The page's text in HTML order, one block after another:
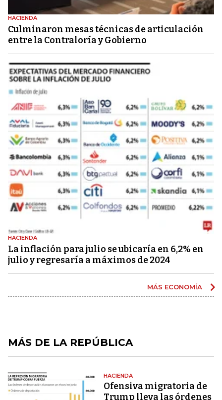
HACIENDA
Culminaron mesas técnicas de articulación
entre la Contraloría y Gobierno
HACIENDA
La inflación para julio se ubicaría en 6,2% en
julio y regresaría a máximos de 2024
MÁS ECONOMÍA
MÁS DE LA REPÚBLICA
HACIENDA
Ofensiva migratoria de
Trump lleva las órdenes